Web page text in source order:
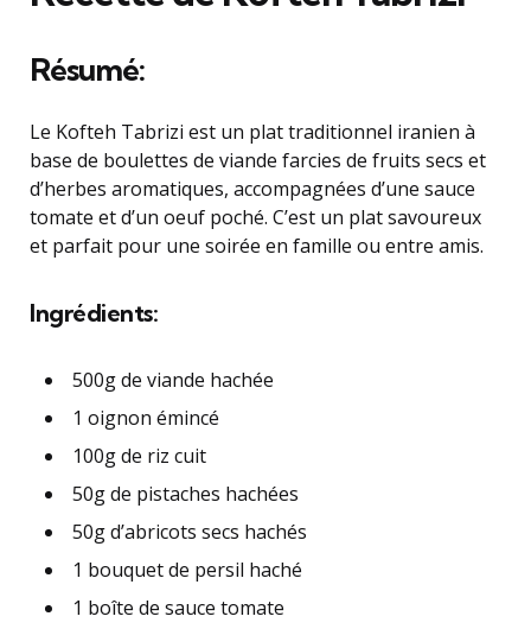
Résumé:
Le Kofteh Tabrizi est un plat traditionnel iranien à
base de boulettes de viande farcies de fruits secs et
d’herbes aromatiques, accompagnées d’une sauce
tomate et d’un oeuf poché. C’est un plat savoureux
et parfait pour une soirée en famille ou entre amis.
Ingrédients:
500g de viande hachée
1 oignon émincé
100g de riz cuit
50g de pistaches hachées
50g d’abricots secs hachés
1 bouquet de persil haché
1 boîte de sauce tomate